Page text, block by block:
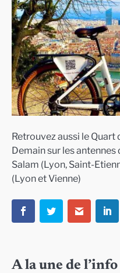
Retrouvez aussi le Quart
Demain sur les antennes
Salam (Lyon, Saint-
(Lyon et Vienne)
A la une de